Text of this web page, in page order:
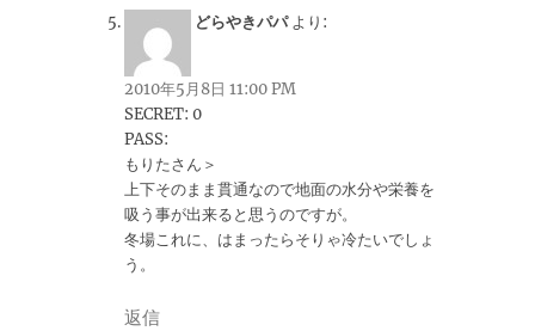
どらやきパパ より:
2010年5月8日 11:00 PM
SECRET: 0
PASS:
もりたさん＞
上下そのまま貫通なので地面の水分や栄養を
吸う事が出来ると思うのですが。
冬場これに、はまったらそりゃ冷たいでしょ
う。
返信